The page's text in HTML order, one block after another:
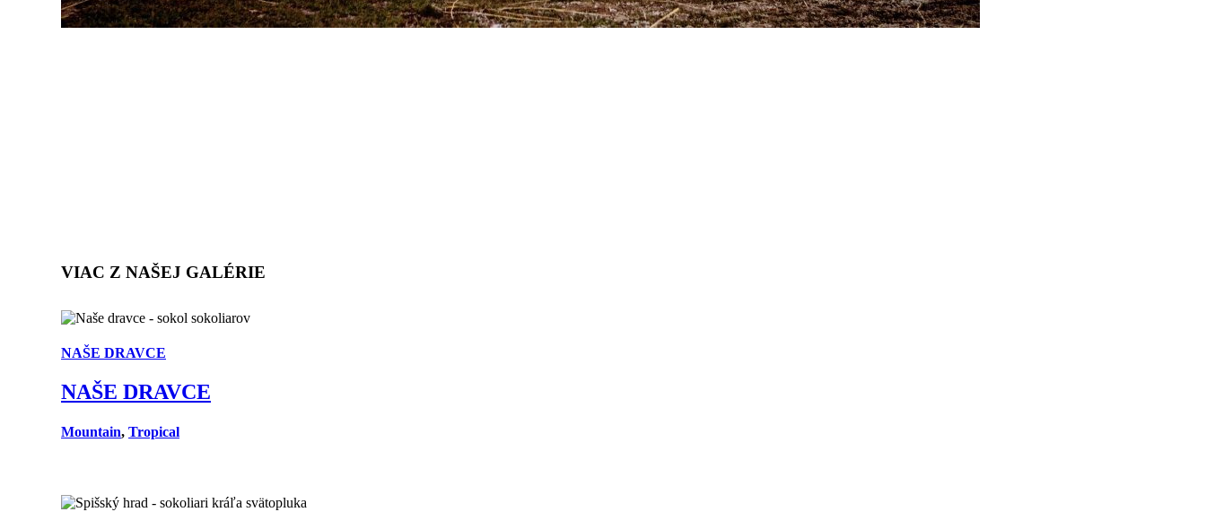
VIAC Z NAŠEJ GALÉRIE
NAŠE DRAVCE
NAŠE DRAVCE
Mountain, Tropical